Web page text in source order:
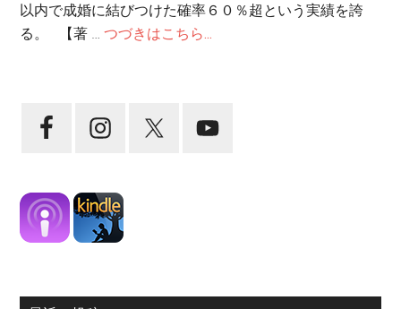
以内で成婚に結びつけた確率６０％超という実績を誇
る。 【著 …つづきはこちら...